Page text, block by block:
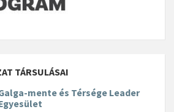
TÁRSULÁSAI
mente és Térsége Leader